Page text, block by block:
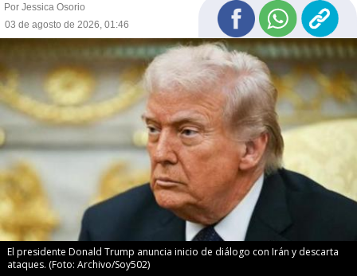
Por Jessica Osorio
03 de agosto de 2026, 01:46
El presidente Donald Trump anuncia inicio de diálogo con Irán y descarta
ataques. (Foto: Archivo/Soy502)